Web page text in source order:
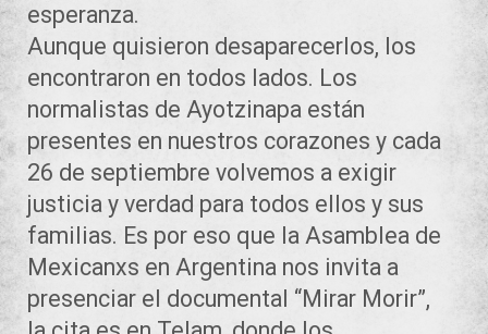
esperanza.
Aunque quisieron desaparecerlos, los
encontraron en todos lados. Los
normalistas de Ayotzinapa están
presentes en nuestros corazones y cada
26 de septiembre volvemos a exigir
justicia y verdad para todos ellos y sus
familias. Es por eso que la Asamblea de
Mexicanxs en Argentina nos invita a
presenciar el documental “Mirar Morir”,